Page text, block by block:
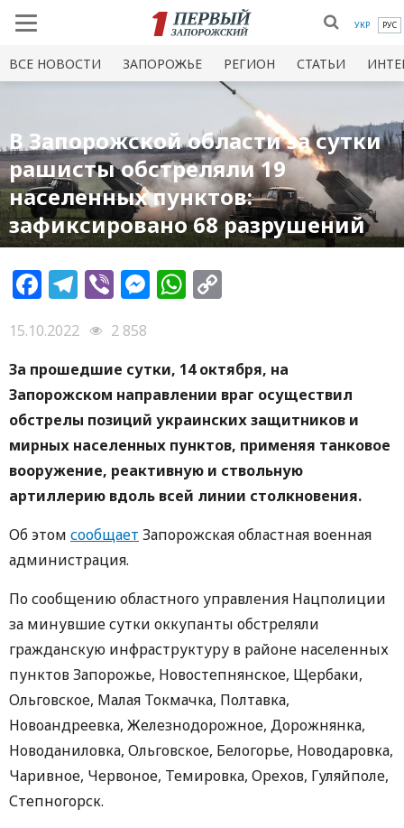
УКР РУС
ВСЕ НОВОСТИ ЗАПОРОЖЬЕ РЕГИОН СТАТЬИ
В Запорожской области за сутки
рашисты обстреляли 19
населенных пунктов:
зафиксировано 68 разрушений
Facebook
Telegram
ViberMessenger
WhatsApp
15.10.2022
2 858
За прошедшие сутки, 14 октября, на
Запорожском направлении враг осуществил
обстрелы позиций украинских защитников и
мирных населенных пунктов, применяя танковое
вооружение, реактивную и ствольную
артиллерию вдоль всей линии столкновения.
Об этом сообщает Запорожская областная военная
администрация.
По сообщению областного управления Нацполиции
за минувшие сутки оккупанты обстреляли
гражданскую инфраструктуру в районе населенных
пунктов Запорожье, Новостепнянское, Щербаки,
Ольговское, Малая Токмачка, Полтавка,
Новоандреевка, Железнодорожное, Дорожнянка,
Новоданиловка, Ольговское, Белогорье, Новодаровка,
Чаривное, Червоное, Темировка, Орехов, Гуляйполе,
Степногорск.